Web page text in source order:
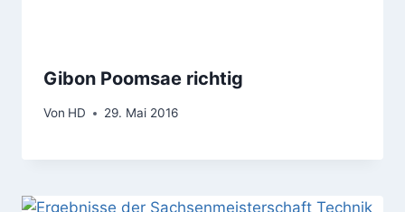
Gibon Poomsae richtig
Von HD 29. Mai 2016